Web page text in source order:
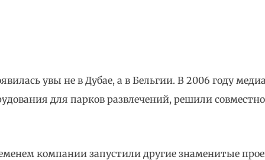
увы не в Дубае, а в Бельгии. В 2006 году
для парков развлечений, решили
компании запустили другие знаменитые